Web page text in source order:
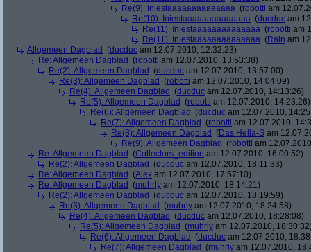
Re(9): Iniestaaaaaaaaaaaaaa (robotti am
Re(10): Iniestaaaaaaaaaaaaaa (ducduc am
Re(11): Iniestaaaaaaaaaaaaaa (robotti am
Re(11): Iniestaaaaaaaaaaaaaa (Rain am
Allgemeen Dagblad (ducduc am 12.07.2010, 12:32:23)
Re: Allgemeen Dagblad (robotti am 12.07.2010, 13:53:38)
Re(2): Allgemeen Dagblad (ducduc am 12.07.2010, 13:57:00)
Re(3): Allgemeen Dagblad (robotti am 12.07.2010, 14:04:09)
Re(4): Allgemeen Dagblad (ducduc am 12.07.2010, 14:13:26)
Re(5): Allgemeen Dagblad (robotti am 12.07.2010, 14:23:26)
Re(6): Allgemeen Dagblad (ducduc am 12.07.2010,
Re(7): Allgemeen Dagblad (robotti am 12.07.2010,
Re(8): Allgemeen Dagblad (Das Hella-S am
Re(9): Allgemeen Dagblad (robotti am
Re: Allgemeen Dagblad (Collectors_edition am 12.07.2010, 16:00:52)
Re(2): Allgemeen Dagblad (ducduc am 12.07.2010, 18:11:33)
Re: Allgemeen Dagblad (Alex am 12.07.2010, 17:57:10)
Re: Allgemeen Dagblad (muhrly am 12.07.2010, 18:14:21)
Re(2): Allgemeen Dagblad (ducduc am 12.07.2010, 18:19:59)
Re(3): Allgemeen Dagblad (muhrly am 12.07.2010, 18:24:58)
Re(4): Allgemeen Dagblad (ducduc am 12.07.2010, 18:28:08)
Re(5): Allgemeen Dagblad (muhrly am 12.07.2010,
Re(6): Allgemeen Dagblad (ducduc am 12.07.2010,
Re(7): Allgemeen Dagblad (muhrly am 12.07.2010,